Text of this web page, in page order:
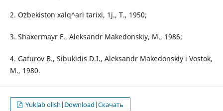
2. Oʻzbekiston xalq^ari tarixi, 1j., T., 1950;
3. Shaxermayr F., Aleksandr Makedonskiy, M., 1986;
4. Gafurov B., Sibukidis D.I., Aleksandr Makedonskiy i Vostok,
M., 1980.
Yuklab olish|Download|Скачать